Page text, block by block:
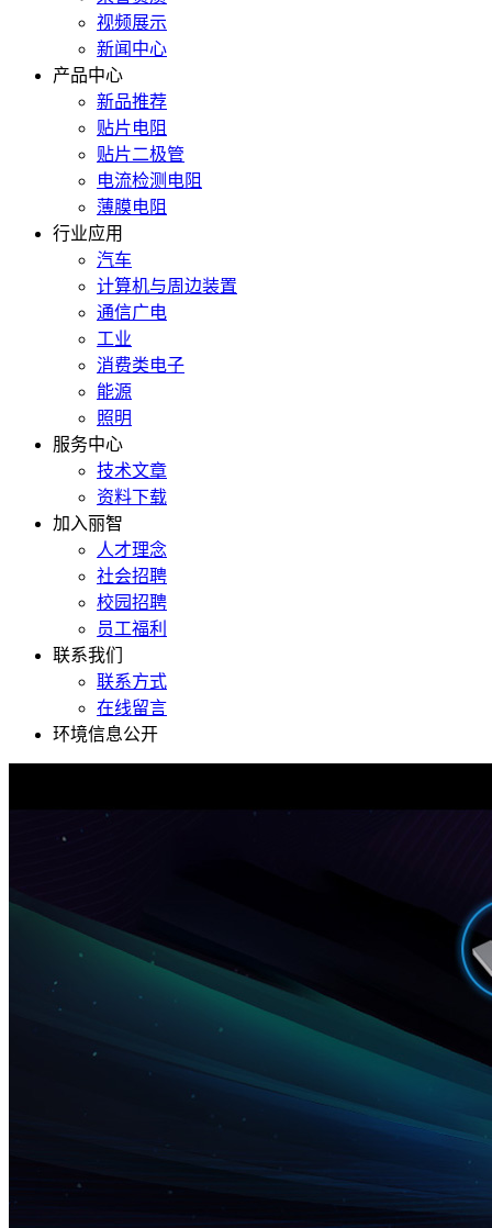
视频展示
新闻中心
产品中心
新品推荐
贴片电阻
贴片二极管
电流检测电阻
薄膜电阻
行业应用
汽车
计算机与周边装置
通信广电
工业
消费类电子
能源
照明
服务中心
技术文章
资料下载
加入丽智
人才理念
社会招聘
校园招聘
员工福利
联系我们
联系方式
在线留言
环境信息公开